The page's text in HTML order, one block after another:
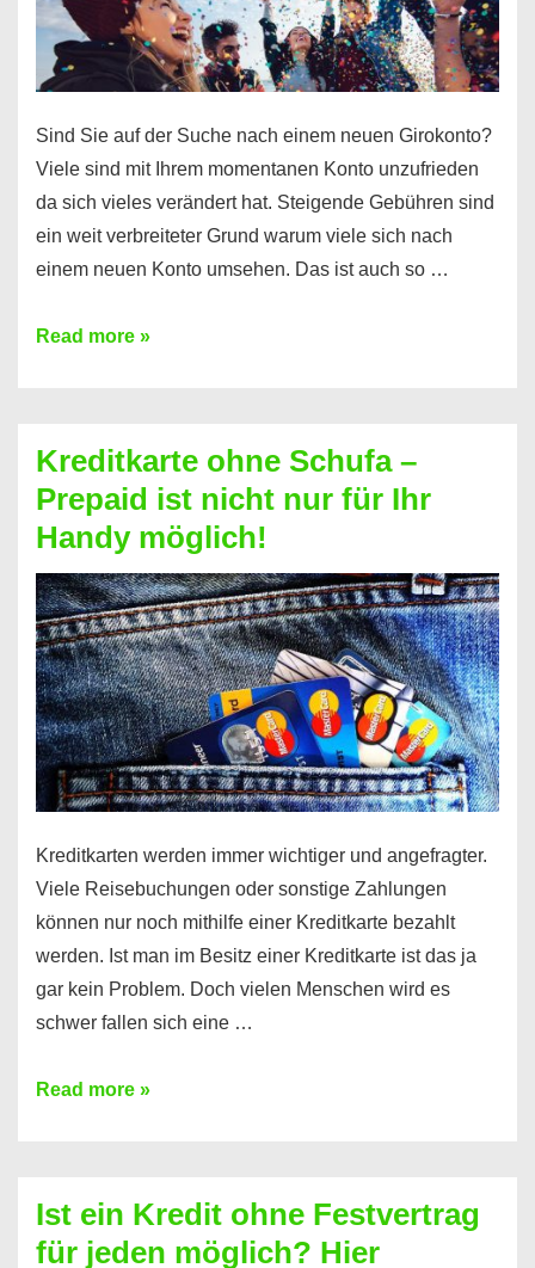
Einkommensnachweis
Sind Sie auf der Suche nach einem neuen Girokonto?
Viele sind mit Ihrem momentanen Konto unzufrieden
da sich vieles verändert hat. Steigende Gebühren sind
ein weit verbreiteter Grund warum viele sich nach
einem neuen Konto umsehen. Das ist auch so …
Konto
Neueröffnung
trotz
Schufaeintrag
möglich
Read more »
Kreditkarte ohne Schufa –
Prepaid ist nicht nur für Ihr
Handy möglich!
Kreditkarten werden immer wichtiger und angefragter.
Viele Reisebuchungen oder sonstige Zahlungen
können nur noch mithilfe einer Kreditkarte bezahlt
werden. Ist man im Besitz einer Kreditkarte ist das ja
gar kein Problem. Doch vielen Menschen wird es
schwer fallen sich eine …
Kreditkarte
Prepaid
ist
Read more »
Ist ein Kredit ohne Festvertrag
für jeden möglich? Hier